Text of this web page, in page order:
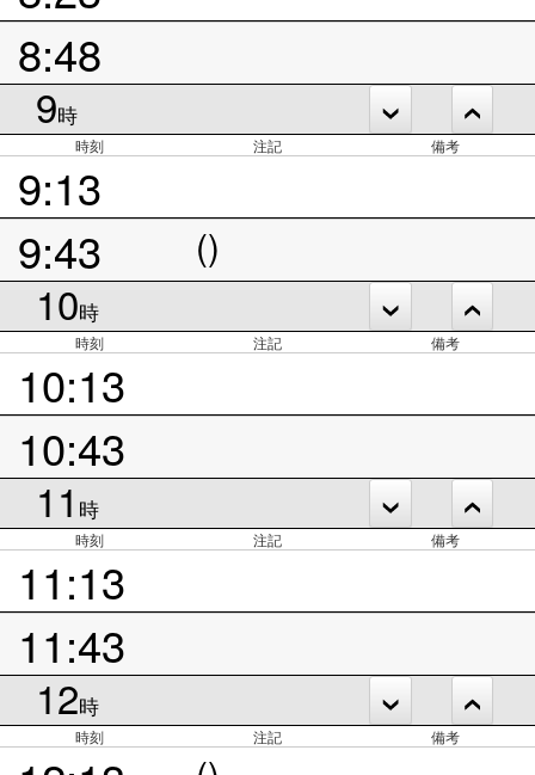
8:48
9時
時刻 注記 備考
9:13
9:43
()
10時
時刻 注記 備考
10:13
10:43
11 時
時刻 注記 備考
11:13
11:43
12時
時刻 注記 備考